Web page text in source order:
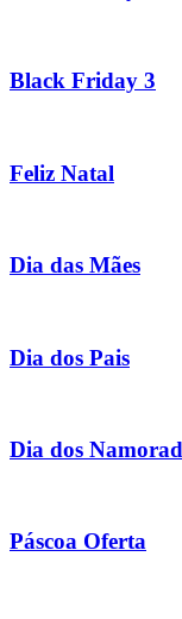
Black Friday 3
Feliz Natal
Dia das Mães
Dia dos Pais
Dia dos
Páscoa Oferta